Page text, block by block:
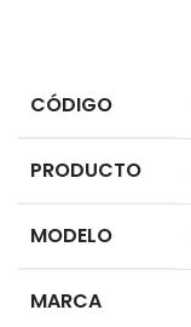
CÓDIGO
PRODUCTO
MODELO
MARCA